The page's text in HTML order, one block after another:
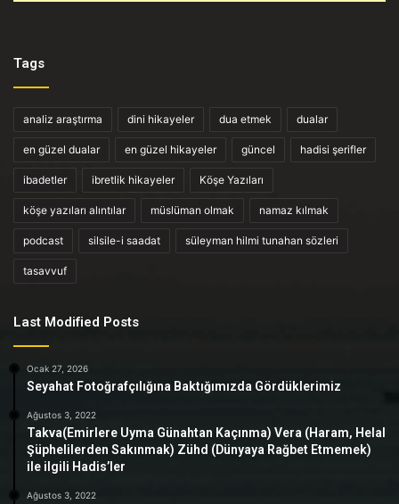
Tags
analiz araştırma dini hikayeler dua etmek dualar
en güzel dualar en güzel hikayeler güncel hadisi şerifler
ibadetler ibretlik hikayeler Köşe Yazıları
köşe yazıları alıntılar müslüman olmak namaz kılmak
podcast silsile-i saadat süleyman hilmi tunahan sözleri
tasavvuf
Last Modified Posts
Ocak 27, 2026
Seyahat Fotoğrafçılığına Baktığımızda Gördüklerimiz
Ağustos 3, 2022
Takva(Emirlere Uyma Günahtan Kaçınma) Vera (Haram, Helal
Şüphelilerden Sakınmak) Zühd (Dünyaya Rağbet Etmemek)
ile ilgili Hadis’ler
Ağustos 3, 2022